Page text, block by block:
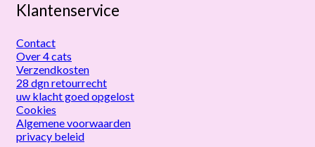
Klantenservice
Contact
Over 4 cats
Verzendkosten
28 dgn retourrecht
uw klacht goed opgelost
Cookies
Algemene voorwaarden
privacy beleid